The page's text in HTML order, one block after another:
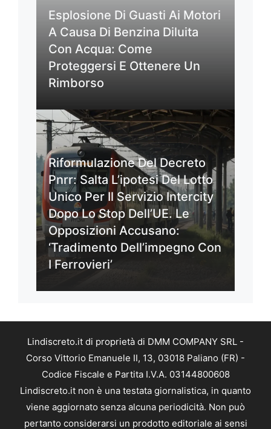
Esplosione Di Guasti Ai Motori
A Causa Di Benzina Diluita
Con Acqua: Come
Proteggersi E Ottenere Un
Rimborso
Riformulazione Del Decreto
Pnrr: Salta L’ipotesi Del Lotto
Unico Per Il Servizio Intercity
Dopo Lo Stop Dell’UE. Le
Opposizioni Accusano:
‘Tradimento Dell’impegno Con
I Ferrovieri’
Lindiscreto.it di proprietà di DMM COMPANY SRL -
Corso Vittorio Emanuele II, 13, 03018 Paliano (FR) -
Codice Fiscale e Partita I.V.A. 03144800608
Lindiscreto.it non è una testata giornalistica, in quanto
viene aggiornato senza alcuna periodicità. Non può
pertanto considerarsi un prodotto editoriale ai sensi